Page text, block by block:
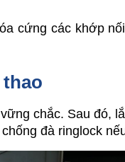
cứng các khớp
chắc. Sau đó,
đà ringlock